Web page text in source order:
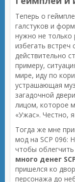
Теперь о
галстуков и
нужно не только
избегать
действительно
примеру,
мире, иду по
устрашающая
загадочной
лицом, которое
«Ужас». Честно,
Тогда же мне
мод на SCP 096:
чтобы
много денег
пришелся ко
персонажа до